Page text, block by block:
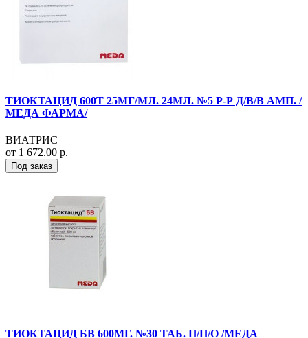
ТИОКТАЦИД 600Т 25МГ/МЛ. 24МЛ. №5 Р-Р Д/В/В АМП. /
МЕДА ФАРМА/
ВИАТРИС
от 1 672.00 р.
Под заказ
ТИОКТАЦИД БВ 600МГ. №30 ТАБ. П/П/О /МЕДА